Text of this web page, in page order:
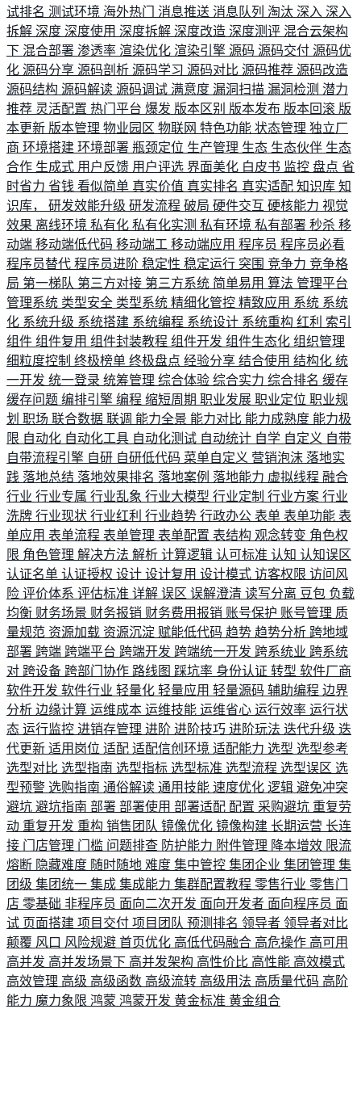
试排名 测试环境 海外热门 消息推送 消息队列 淘汰 深入 深入
拆解 深度 深度使用 深度拆解 深度改造 深度测评 混合云架构
下 混合部署 渗透率 渲染优化 渲染引擎 源码 源码交付 源码优
化 源码分享 源码剖析 源码学习 源码对比 源码推荐 源码改造
源码结构 源码解读 源码调试 满意度 漏洞扫描 漏洞检测 潜力
推荐 灵活配置 热门平台 爆发 版本区别 版本发布 版本回滚 版
本更新 版本管理 物业园区 物联网 特色功能 状态管理 独立厂
商 环境搭建 环境部署 瓶颈定位 生产管理 生态 生态伙伴 生态
合作 生成式 用户反馈 用户评选 界面美化 白皮书 监控 盘点 省
时省力 省钱 看似简单 真实价值 真实排名 真实适配 知识库 知
识库， 研发效能升级 研发流程 破局 硬件交互 硬核能力 视觉
效果 离线环境 私有化 私有化实测 私有环境 私有部署 秒杀 移
动端 移动端低代码 移动端工 移动端应用 程序员 程序员必看
程序员替代 程序员进阶 稳定性 稳定运行 突围 竞争力 竞争格
局 第一梯队 第三方对接 第三方系统 简单易用 算法 管理平台
管理系统 类型安全 类型系统 精细化管控 精致应用 系统 系统
化 系统升级 系统搭建 系统编程 系统设计 系统重构 红利 索引
组件 组件复用 组件封装教程 组件开发 组件生态化 组织管理
细粒度控制 终极榜单 终极盘点 经验分享 结合使用 结构化 统
一开发 统一登录 统筹管理 综合体验 综合实力 综合排名 缓存
缓存问题 编排引擎 编程 缩短周期 职业发展 职业定位 职业规
划 职场 联合数据 联调 能力全景 能力对比 能力成熟度 能力极
限 自动化 自动化工具 自动化测试 自动统计 自学 自定义 自带
自带流程引擎 自研 自研低代码 菜单自定义 营销泡沫 落地实
践 落地总结 落地效果排名 落地案例 落地能力 虚拟线程 融合
行业 行业专属 行业乱象 行业大模型 行业定制 行业方案 行业
洗牌 行业现状 行业红利 行业趋势 行政办公 表单 表单功能 表
单应用 表单流程 表单管理 表单配置 表结构 观念转变 角色权
限 角色管理 解决方法 解析 计算逻辑 认可标准 认知 认知误区
认证名单 认证授权 设计 设计复用 设计模式 访客权限 访问风
险 评价体系 评估标准 详解 误区 误解澄清 读写分离 豆包 负载
均衡 财务场景 财务报销 财务费用报销 账号保护 账号管理 质
量规范 资源加载 资源沉淀 赋能低代码 趋势 趋势分析 跨地域
部署 跨端 跨端平台 跨端开发 跨端统一开发 跨系统业 跨系统
对 跨设备 跨部门协作 路线图 踩坑率 身份认证 转型 软件厂商
软件开发 软件行业 轻量化 轻量应用 轻量源码 辅助编程 边界
分析 边缘计算 运维成本 运维技能 运维省心 运行效率 运行状
态 运行监控 进销存管理 进阶 进阶技巧 进阶玩法 迭代升级 迭
代更新 适用岗位 适配 适配信创环境 适配能力 选型 选型参考
选型对比 选型指南 选型指标 选型标准 选型流程 选型误区 选
型预警 选购指南 通俗解读 通用技能 速度优化 逻辑 避免冲突
避坑 避坑指南 部署 部署使用 部署适配 配置 采购避坑 重复劳
动 重复开发 重构 销售团队 镜像优化 镜像构建 长期运营 长连
接 门店管理 门槛 问题排查 防护能力 附件管理 降本增效 限流
熔断 隐藏难度 随时随地 难度 集中管控 集团企业 集团管理 集
团级 集团统一 集成 集成能力 集群配置教程 零售行业 零售门
店 零基础 非程序员 面向二次开发 面向开发者 面向程序员 面
试 页面搭建 项目交付 项目团队 预测排名 领导者 领导者对比
颠覆 风口 风险规避 首页优化 高低代码融合 高危操作 高可用
高并发 高并发场景下 高并发架构 高性价比 高性能 高效模式
高效管理 高级 高级函数 高级流转 高级用法 高质量代码 高阶
能力 魔力象限 鸿蒙 鸿蒙开发 黄金标准 黄金组合